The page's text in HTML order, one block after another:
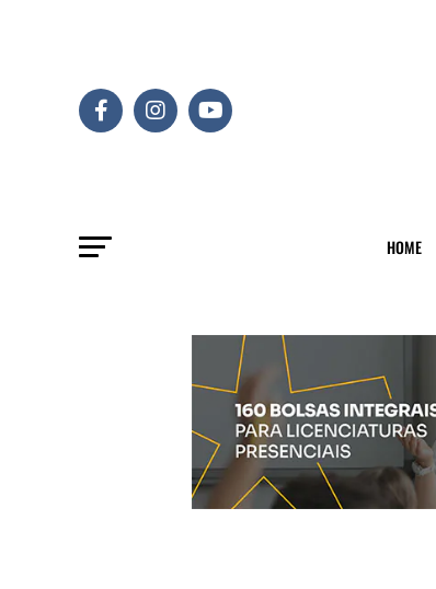
HOME